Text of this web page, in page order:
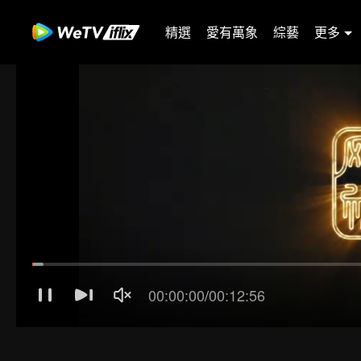
精選 愛有萬象 綜藝 更多